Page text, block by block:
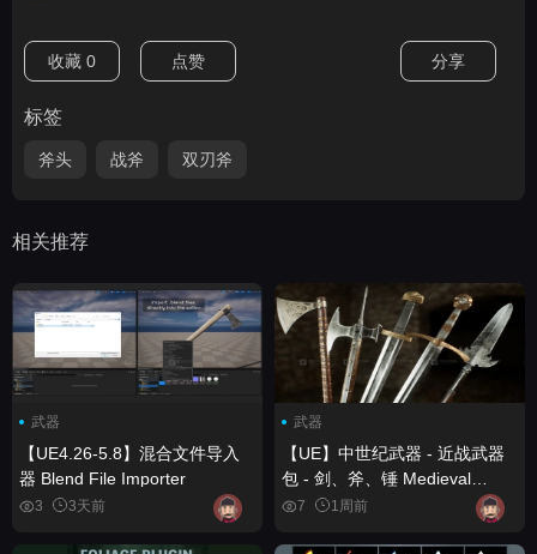
收藏 0 点赞 分享
标签
斧头 战斧 双刃斧
相关推荐
武器
【UE4.26-5.8】混合文件导入
器 Blend File Importer
3 3天前
武器
【UE】中世纪武器 - 近战武器
包 - 剑、斧、锤 Medieval
Weapons - Melee Weapons
Pack - Swords, Axes, Maces
7 1周前